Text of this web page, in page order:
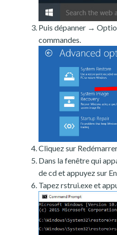
Puis dépanner →
commandes.
Cliquez sur
Dans la fenêtre qui
de cd et appuyez sur
Tapez rstrui.exe et